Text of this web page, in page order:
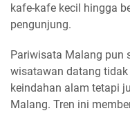
kafe-kafe kecil hingga
pengunjung.
Pariwisata Malang pun
wisatawan datang
keindahan alam tetapi
Malang. Tren ini